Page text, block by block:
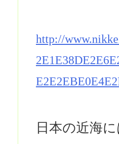
http://
日本の近海